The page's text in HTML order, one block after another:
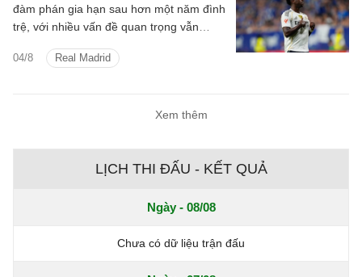
04/8 Real Madrid
đàm phán gia hạn sau hơn một năm đình
trệ, với nhiều vấn đề quan trọng vẫn
Xem thêm
LỊCH THI ĐẤU - KẾT QUẢ
Ngày - 08/08
Chưa có dữ liệu trận đấu